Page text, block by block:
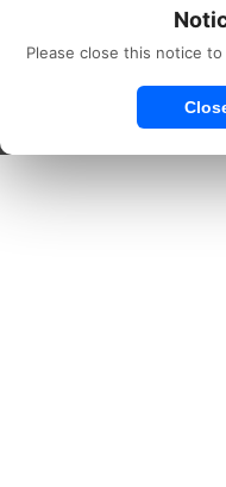
Please close this notice